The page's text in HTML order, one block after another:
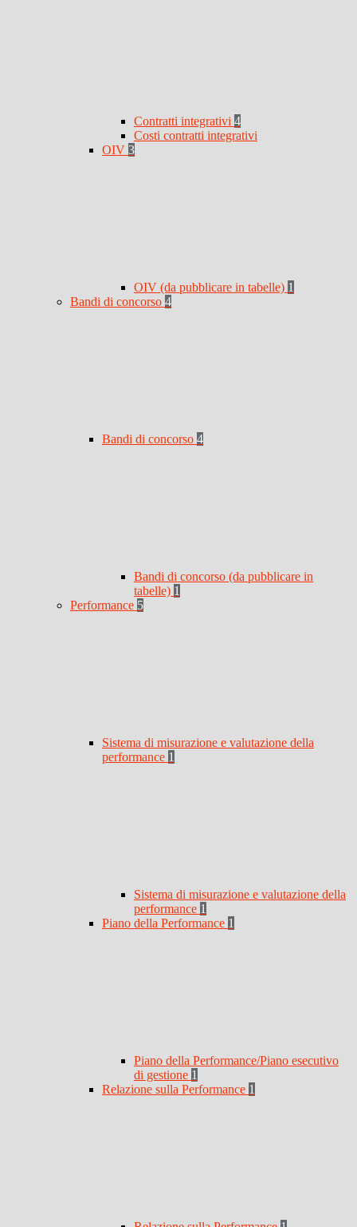
Contratti integrativi 4
Costi contratti integrativi
OIV 3
OIV (da pubblicare in tabelle) 1
Bandi di concorso 4
Bandi di concorso 4
Bandi di concorso (da pubblicare in
tabelle) 1
Performance 5
Sistema di misurazione e valutazione della
performance 1
Sistema di misurazione e valutazione della
performance 1
Piano della Performance 1
Piano della Performance/Piano esecutivo
di gestione 1
Relazione sulla Performance 1